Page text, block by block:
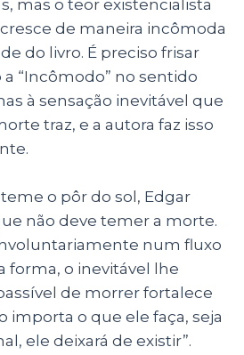
mas o teor existencialista
de maneira incômoda
do livro. É preciso frisar
“Incômodo” no sentido
à sensação inevitável que
traz, e a autora faz isso
o pôr do sol, Edgar
não deve temer a morte.
num fluxo
forma, o inevitável lhe
de morrer fortalece
importa o que ele faça, seja
ele deixará de existir”.